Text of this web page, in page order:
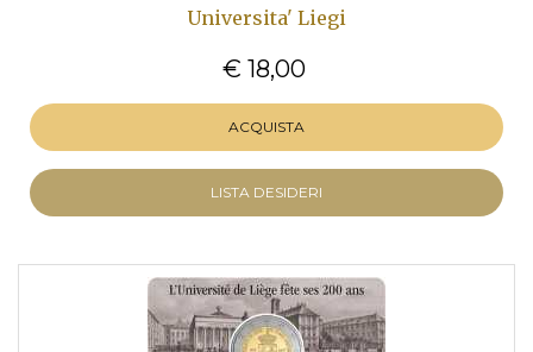
Universita' Liegi
€ 18,00
ACQUISTA
LISTA DESIDERI